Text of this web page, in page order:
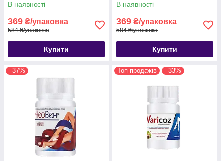
В наявності
369 ₴/упаковка
584 ₴/упаковка
Купити
В наявності
369 ₴/упаковка
584 ₴/упаковка
Купити
–37% Топ продажів –33%